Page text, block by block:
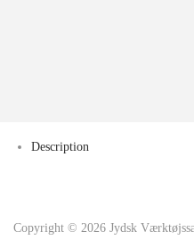
Description
Copyright © 2026 Jydsk